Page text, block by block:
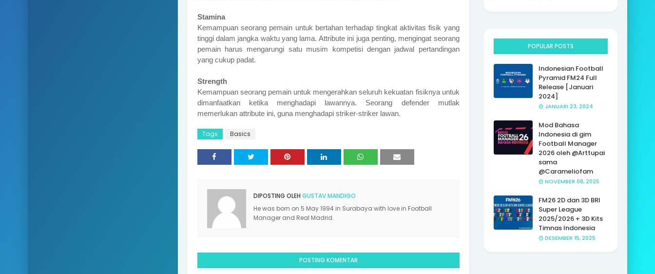
Stamina
Kemampuan seorang pemain untuk bertahan terhadap tingkat aktivitas fisik yang
tinggi dalam jangka waktu yang lama. Attribute ini juga penting, mengingat seorang
pemain harus mengarungi satu musim kompetisi dengan jadwal pertandingan
yang cukup padat.
Strength
Kemampuan seorang pemain untuk mengerahkan seluruh kekuatan fisiknya untuk
dimanfaatkan ketika menghadapi lawannya. Seorang defender mutlak
memerlukan attribute ini, guna menghadapi striker-striker lawan.
Tags Basics
DIPOSTING OLEH GUSTAV MANDIGO
He was born on 5 May 1994 in Surabaya with love in Football
Manager and Real Madrid.
POSTING KOMENTAR
POPULAR POSTS
Indonesian Football
Pyramid FM24 Full
Release [Januari
2024]
JANUARI 23, 2024
Mod Bahasa
Indonesia di gim
Football Manager
2026 oleh @Arttupai
sama
@Carameliofam
NOVEMBER 08, 2025
FM26 2D dan 3D BRI
Super League
2025/2026 + 3D Kits
Timnas Indonesia
DESEMBER 15, 2025